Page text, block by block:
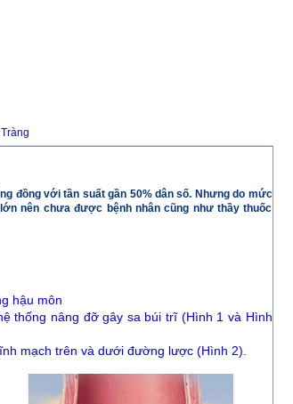
đồng với tần suất gần 50% dân số. Nhưng do mức
nên chưa được bệnh nhân cũng như thầy thuốc
hậu môn
thống nâng đỡ gây sa búi trĩ (Hình 1 và Hình
mạch trên và dưới đường lược (Hình 2).